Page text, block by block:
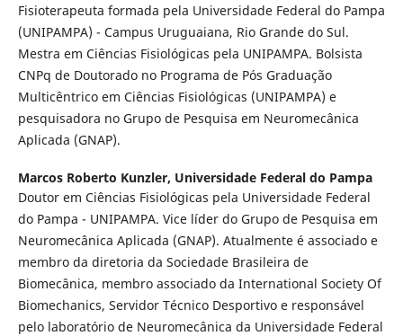
Fisioterapeuta formada pela Universidade Federal do Pampa
(UNIPAMPA) - Campus Uruguaiana, Rio Grande do Sul.
Mestra em Ciências Fisiológicas pela UNIPAMPA. Bolsista
CNPq de Doutorado no Programa de Pós Graduação
Multicêntrico em Ciências Fisiológicas (UNIPAMPA) e
pesquisadora no Grupo de Pesquisa em Neuromecânica
Aplicada (GNAP).
Marcos Roberto Kunzler, Universidade Federal do Pampa
Doutor em Ciências Fisiológicas pela Universidade Federal
do Pampa - UNIPAMPA. Vice líder do Grupo de Pesquisa em
Neuromecânica Aplicada (GNAP). Atualmente é associado e
membro da diretoria da Sociedade Brasileira de
Biomecânica, membro associado da International Society Of
Biomechanics, Servidor Técnico Desportivo e responsável
pelo laboratório de Neuromecânica da Universidade Federal